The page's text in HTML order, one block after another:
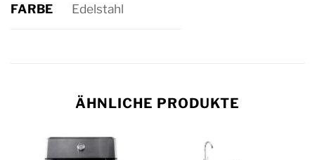
FARBE Edelstahl
ÄHNLICHE PRODUKTE